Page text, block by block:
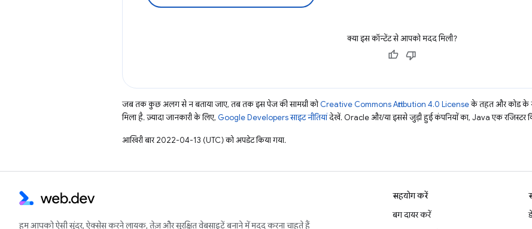
क्या इस कॉन्टेंट से आपको मदद मिली?
जब तक कुछ अलग से न बताया जाए, तब तक इस पेज की सामग्री कोCreative Commons Attribution 4.0 Licenseके तहत और कोड के
मिला है. ज़्यादा जानकारी के लिए, Google Developers साइट नीतियांदेखें. Oracle और/या इससे जुड़ी हुई कंपनियों का, Java एक रजिस्टर
आखिरी बार 2022-04-13 (UTC) को अपडेट किया गया.
हम आपको ऐसी सुंदर, ऐक्सेस करने लायक, तेज़ और सुरक्षित वेबसाइटें बनाने में मदद करना चाहते हैं
सहयोग करें
बग दायर करें